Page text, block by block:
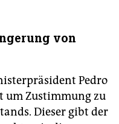
von
Pedro
um Zustimmung zu
Dieser gibt der